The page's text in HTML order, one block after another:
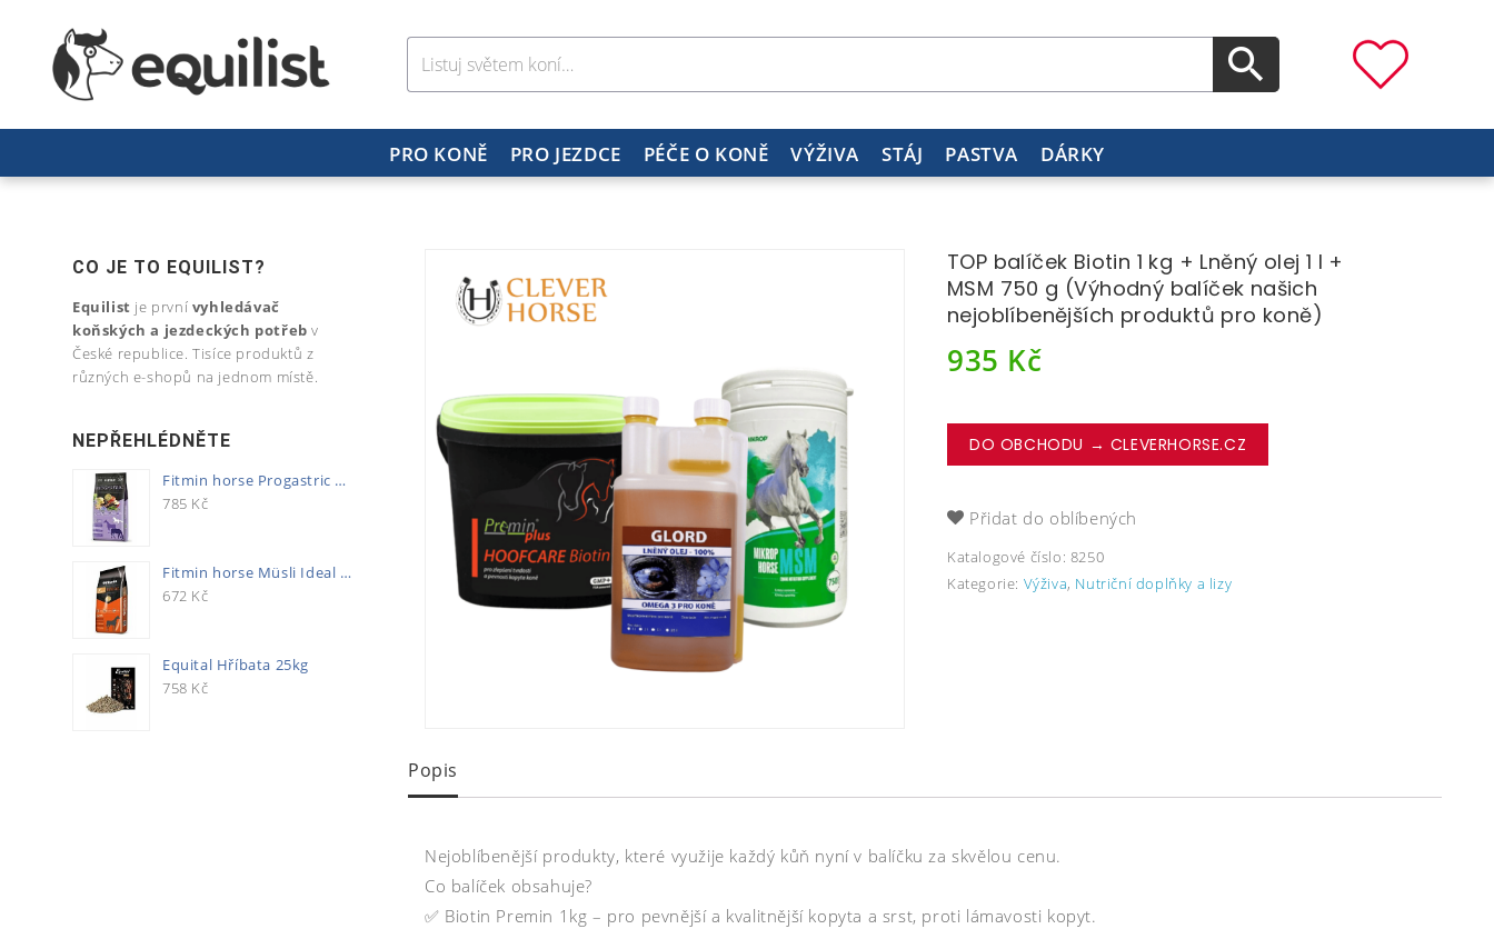
PRO KONĚ PRO JEZDCE PÉČE O KONĚ VÝŽIVA STÁJ PASTVA DÁRKY
TOP balíček Biotin 1 kg + Lněný olej 1 l +
MSM 750 g (Výhodný balíček našich
nejoblíbenějších produktů pro koně)
935 Kč
DO OBCHODU → CLEVERHORSE.CZ
Přidat do oblíbených
Katalogové číslo: 8250
Kategorie: Výživa, Nutriční doplňky a lizy
Popis
Nejoblíbenější produkty, které využije každý kůň nyní v balíčku za skvělou cenu.
Co balíček obsahuje?
✅ Biotin Premin 1kg – pro pevnější a kvalitnější kopyta a srst, proti lámavosti kopyt.
CO JE TO EQUILIST?
Equilist je první vyhledávač
koňských a jezdeckých potřeb v
České republice. Tisíce produktů z
různých e-shopů na jednom místě.
NEPŘEHLÉDNĚTE
Fitmin horse Progastric 20kg
785 Kč
Fitmin horse Müsli Ideal 20kg
672 Kč
Equital Hříbata 25kg
758 Kč